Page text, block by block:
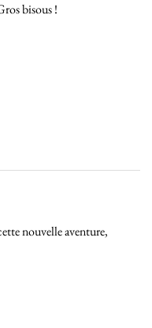
bisous !
nouvelle aventure,